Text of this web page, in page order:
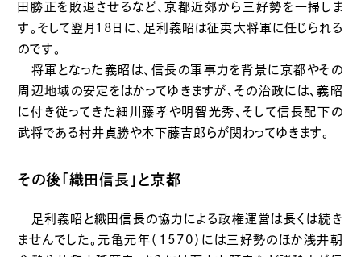
田勝正を敗退させるなど、京都近郊から三好勢を一掃しま
す。そして翌月18日に、足利義昭は征夷大将軍に任じられる
のです。
将軍となった義昭は、信長の軍事力を背景に京都やその
周辺地域の安定をはかってゆきますが、その治政には、義昭
に付き従ってきた細川藤孝や明智光秀、そして信長配下の
武将である村井貞勝や木下藤吉郎らが関わってゆきます。
その後「織田信長」と京都
足利義昭と織田信長の協力による政権運営は長くは続き
ませんでした。元亀元年（1570）には三好勢のほか浅井朝